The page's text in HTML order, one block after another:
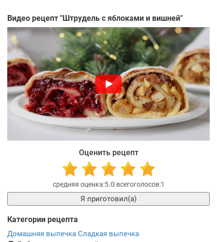
Видео рецепт "Штрудель с яблоками и вишней"
Оценить рецепт
5.0 1
Я приготовил(а)
Категории рецепта
Домашняя выпечка Сладкая выпечка